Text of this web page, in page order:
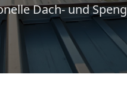
Dach- und